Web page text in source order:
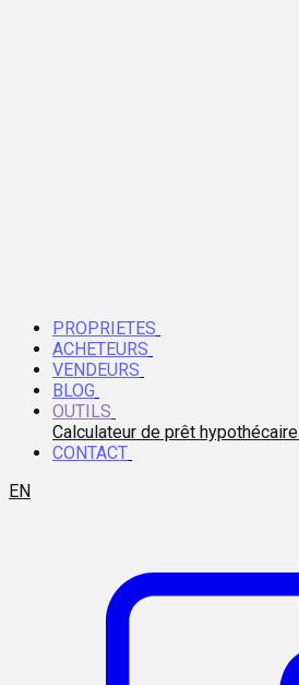
PROPRIETES
ACHETEURS
VENDEURS
BLOG
OUTILS
Calculateur de prêt hypothécaire
CONTACT
EN